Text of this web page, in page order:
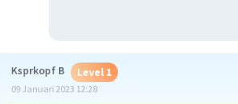
Ksprkopf B Level 1
09 Januari 2023 12:28